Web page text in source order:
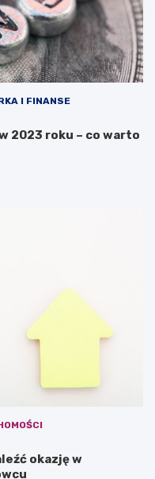
I FINANSE
2023 roku – co warto
okazję w